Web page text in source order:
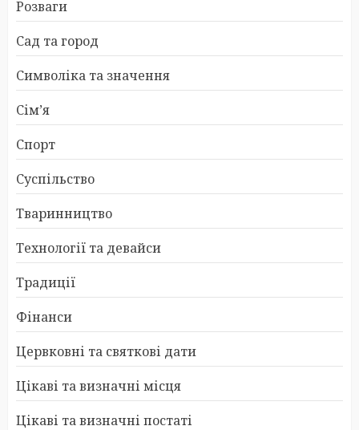
Розваги
Сад та город
Символіка та значення
Сім’я
Спорт
Суспільство
Тваринництво
Технології та девайси
Традиції
Фінанси
Цервковні та святкові дати
Цікаві та визначні місця
Цікаві та визначні постаті